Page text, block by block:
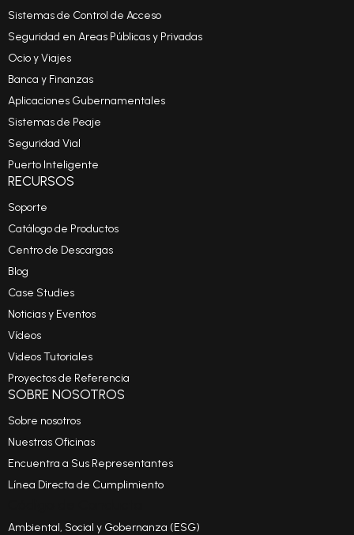
Sistemas de Control de Acceso
Seguridad en Areas Públicas y Privadas
Ocio y Viajes
Banca y Finanzas
Aplicaciones Gubernamentales
Sistemas de Peaje
Seguridad Vial
Puerto Inteligente
RECURSOS
Soporte
Catálogo de Productos
Centro de Descargas
Blog
Case Studies
Noticias y Eventos
Vídeos
Videos Tutoriales
Proyectos de Referencia
SOBRE NOSOTROS
Sobre nosotros
Nuestras Oficinas
Encuentra a Sus Representantes
Línea Directa de Cumplimiento
Ambiental, Social y Gobernanza (ESG)